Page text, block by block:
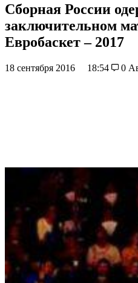
Сборная России
заключительном
Евробаскет – 2017
18 сентября 2016 18:54 0